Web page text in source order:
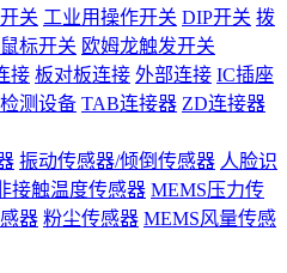
关 工业用操作开关 DIP开关 拨
标开关 欧姆龙触发开关
接 板对板连接 外部连接 IC插座
测设备 TAB连接器 ZD连接器
振动传感器/倾倒传感器 人脸识
接触温度传感器 MEMS压力传
器 粉尘传感器 MEMS风量传感